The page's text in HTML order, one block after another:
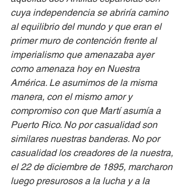
cuya independencia se abriría camino
al equilibrio del mundo y que eran el
primer muro de contención frente al
imperialismo que amenazaba ayer
como amenaza hoy en Nuestra
América. Le asumimos de la misma
manera, con el mismo amor y
compromiso con que Martí asumía a
Puerto Rico. No por casualidad son
similares nuestras banderas. No por
casualidad los creadores de la nuestra,
el 22 de diciembre de 1895, marcharon
luego presurosos a la lucha y a la